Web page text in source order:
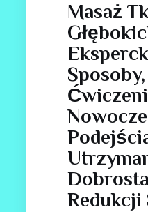
Masaż
Redukcji